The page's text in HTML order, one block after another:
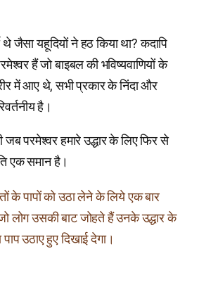
थे जैसा यहूदियों ने हठ किया था? कदापि
हैं जो बाइबल की भविष्यवाणियों के
में आए थे, सभी प्रकार के निंदा और
है।
परमेश्वर हमारे उद्धार के लिए फिर से
एक समान है।
के पापों को उठा लेने के लिये एक बार
लोग उसकी बाट जोहते हैं उनके उद्धार के
पाप उठाए हुए दिखाई देगा।